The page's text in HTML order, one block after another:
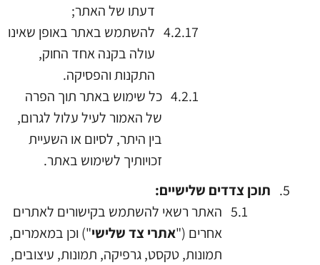
דעתו של האתר;
להשתמש באתר באופן שאינו
עולה בקנה אחד החוק,
התקנות והפסיקה.
כל שימוש באתר תוך הפרה
של האמור לעיל עלול לגרום,
בין היתר, לסיום או השעיית
זכויותיך לשימוש באתר.
תוכןצדדים שלישיים:
האתר רשאי להשתמש בקישורים לאתרים
אחרים ("אתרי צד שלישי") וכן במאמרים,
תמונות, טקסט, גרפיקה, תמונות, עיצובים,